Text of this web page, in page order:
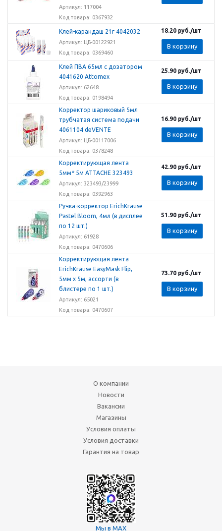
Артикул: 117004
Код товара: 0367932
Клей-карандаш 21г 4042032
Артикул: ЦБ-00122921
Код товара: 0369460
18.20 руб./шт
В корзину
Клей ПВА 65мл с дозатором
4041620 Attomex
Артикул: 62648
Код товара: 0198494
25.90 руб./шт
В корзину
Корректор шариковый 5мл
трубчатая система подачи
4061104 deVENTE
Артикул: ЦБ-00117006
Код товара: 0378248
16.90 руб./шт
В корзину
Корректирующая лента
5мм* 5м ATTACHE 323493
Артикул: 323493/23999
Код товара: 0392963
42.90 руб./шт
В корзину
Ручка-корректор ErichKrause
Pastel Bloom, 4мл (в дисплее
по 12 шт.)
Артикул: 61928
Код товара: 0470606
51.90 руб./шт
В корзину
Корректирующая лента
ErichKrause EasyMask Flip,
5мм х 5м, ассорти (в
блистере по 1 шт.)
Артикул: 65021
Код товара: 0470607
73.70 руб./шт
В корзину
О компании
Новости
Вакансии
Магазины
Условия оплаты
Условия доставки
Гарантия на товар
Мы в MAX